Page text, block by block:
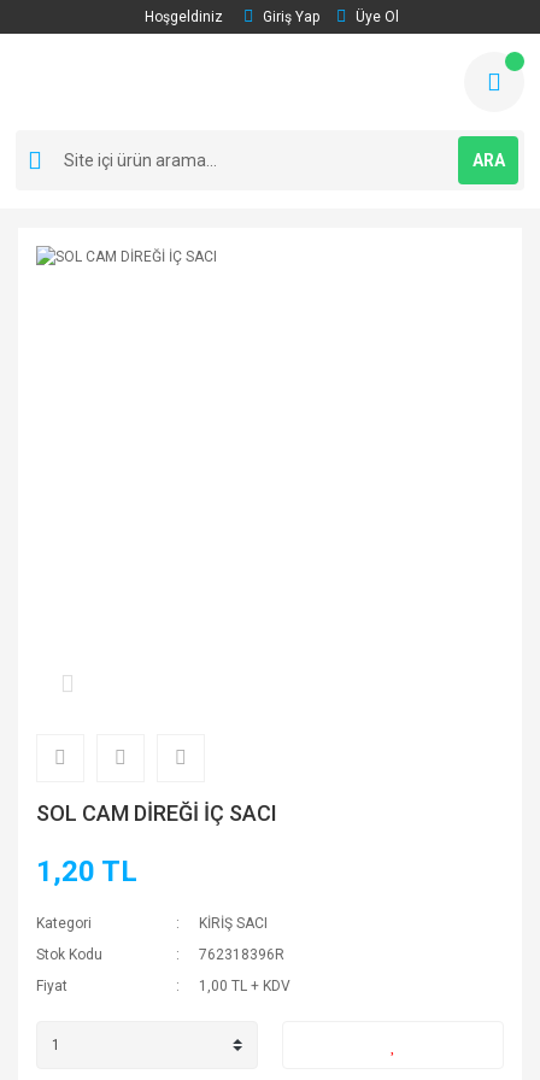
Hoşgeldiniz Giriş Yap Üye Ol
ARA
SOL CAM DİREĞİ İÇ SACI
1,20 TL
Kategori
KİRİŞ SACI
Stok Kodu
762318396R
Fiyat
1,00 TL + KDV